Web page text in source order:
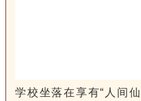
学校坐落在享有“人间